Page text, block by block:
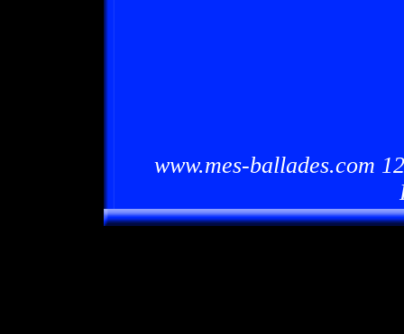
www.mes-ballades.com